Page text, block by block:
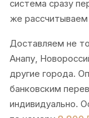
система сразу
же рассчитываем
Доставляем не
Анапу,
другие города.
банковским
индивидуально.